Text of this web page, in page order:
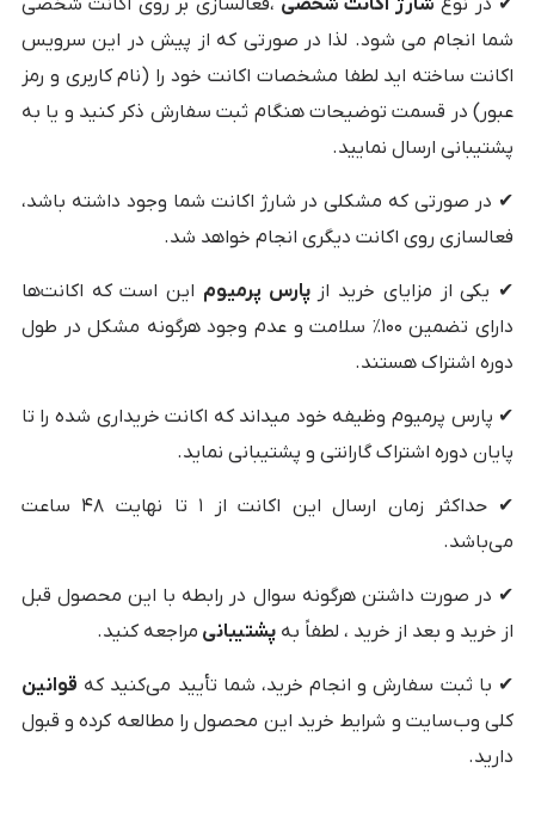
✔ در نوع شارژ اکانت شخصی ،فعالسازی بر روی اکانت شخصی
شما انجام می شود. لذا در صورتی که از پیش در این سرویس
اکانت ساخته اید لطفا مشخصات اکانت خود را (نام کاربری و رمز
عبور) در قسمت توضیحات هنگام ثبت سفارش ذکر کنید و یا به
پشتیبانی ارسال نمایید.
✔ در صورتی که مشکلی در شارژ اکانت شما وجود داشته باشد،
فعالسازی روی اکانت دیگری انجام خواهد شد.
✔ یکی از مزایای خرید ازپارس پرمیوم این است که اکانت‌ها
دارای تضمین ۱۰۰٪ سلامت و عدم وجود هرگونه مشکل در طول
دوره اشتراک هستند.
✔ پارس پرمیوم وظیفه خود میداند که اکانت خریداری شده را تا
پایان دوره اشتراک گارانتی و پشتیبانی نماید.
✔ حداکثر زمان ارسال این اکانت از ۱ تا نهایت ۴۸ ساعت
می‌باشد.
✔ در صورت داشتن هرگونه سوال در رابطه با این محصول قبل
از خرید و بعد از خرید ، لطفاً به پشتیبانی مراجعه کنید.
✔ با ثبت سفارش و انجام خرید، شما تأیید می‌کنید که قوانین
کلی وب‌سایت و شرایط خرید این محصول را مطالعه کرده و قبول
دارید.